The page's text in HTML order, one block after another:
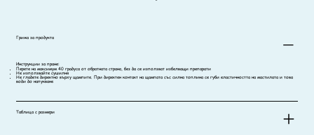
Грижа за продукта
Инструкции за пране:
Перете на максимум 40 градуса от обратната страна, без да се използват избелващи препарати
Не използвайте сушилня
Не гладете директно върху щампите. При директен контакт на щампата със силна топлина се губи еластичността на мастилата и това
води до напукване
Таблица с размери